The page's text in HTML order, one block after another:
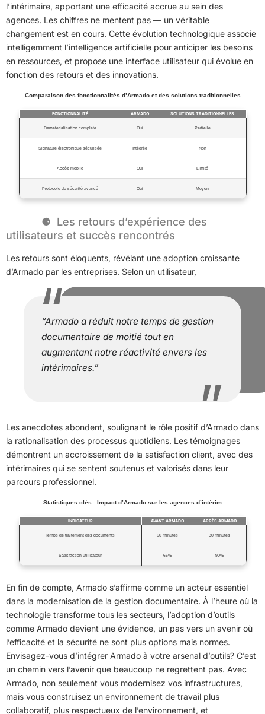
l’intérimaire, apportant une efficacité accrue au sein des
agences. Les chiffres ne mentent pas — un véritable
changement est en cours. Cette évolution technologique associe
intelligemment l’intelligence artificielle pour anticiper les besoins
en ressources, et propose une interface utilisateur qui évolue en
fonction des retours et des innovations.
Comparaison des fonctionnalités d’Armado et des solutions traditionnelles
FONCTIONNALITÉ ARMADO SOLUTIONS TRADITIONNELLES
Dématérialisation complète Oui Partielle
Signature électronique sécurisée Intégrée Non
Accès mobile Oui Limité
Protocole de sécurité avancé Oui Moyen
Les retours d’expérience des
utilisateurs et succès rencontrés
Les retours sont éloquents, révélant une adoption croissante
d’Armado par les entreprises. Selon un utilisateur,
“Armado a réduit notre temps de gestion
documentaire de moitié tout en
augmentant notre réactivité envers les
intérimaires.”
Les anecdotes abondent, soulignant le rôle positif d’Armado dans
la rationalisation des processus quotidiens. Les témoignages
démontrent un accroissement de la satisfaction client, avec des
intérimaires qui se sentent soutenus et valorisés dans leur
parcours professionnel.
Statistiques clés : Impact d’Armado sur les agences d’intérim
INDICATEUR AVANT ARMADO APRÈS ARMADO
Temps de traitement des documents 60 minutes 30 minutes
Satisfaction utilisateur 65% 90%
En fin de compte, Armado s’affirme comme un acteur essentiel
dans la modernisation de la gestion documentaire. À l’heure où la
technologie transforme tous les secteurs, l’adoption d’outils
comme Armado devient une évidence, un pas vers un avenir où
l’efficacité et la sécurité ne sont plus options mais normes.
Envisagez-vous d’intégrer Armado à votre arsenal d’outils? C’est
un chemin vers l’avenir que beaucoup ne regrettent pas. Avec
Armado, non seulement vous modernisez vos infrastructures,
mais vous construisez un environnement de travail plus
collaboratif, plus respectueux de l’environnement, et